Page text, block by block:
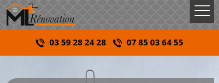
03 59 28 24 28 07 85 03 64 55